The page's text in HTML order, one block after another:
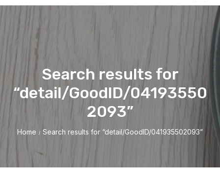
Search results for
“detail/GoodID/04193550
2093”
Home / Search results for “detail/GoodID/041935502093”